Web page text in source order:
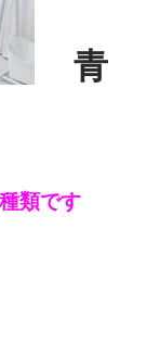
青
類です